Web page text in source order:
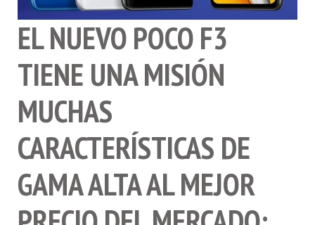
EL NUEVO POCO F3
TIENE UNA MISIÓN
MUCHAS
CARACTERÍSTICAS DE
GAMA ALTA AL MEJOR
PRECIO DEL MERCADO: